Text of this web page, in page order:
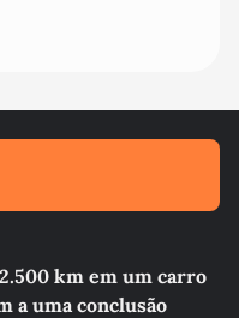
km em um carro
a uma conclusão